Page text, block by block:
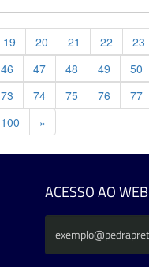
19 20 21 22 23
46 47 48 49 50
73 74 75 76 77
100 »
ACESSO AO